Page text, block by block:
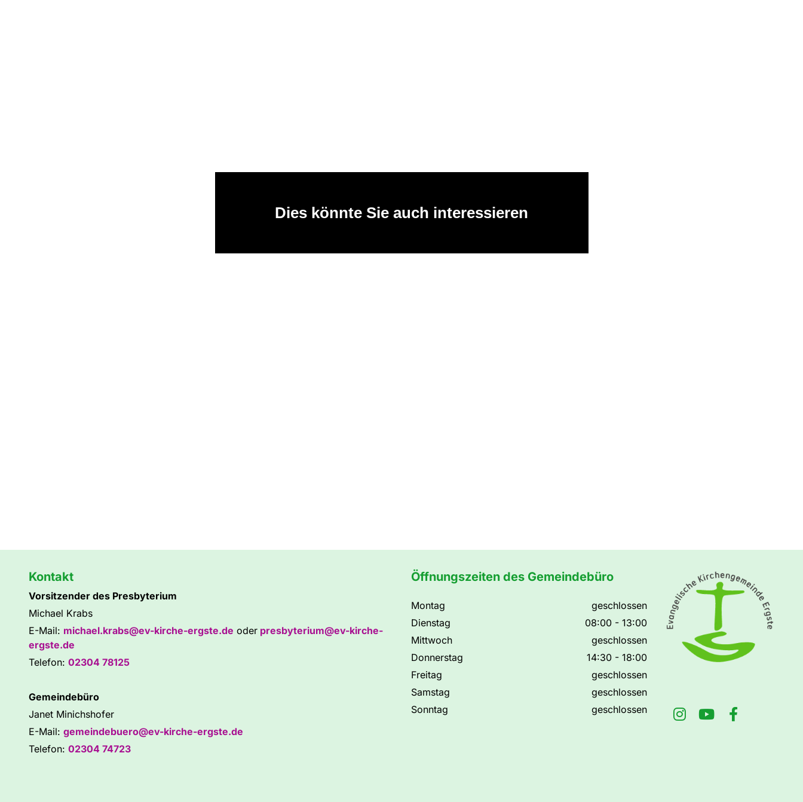
Dies könnte Sie auch interessieren
Kontakt
Vorsitzender des Presbyterium
Michael Krabs
E-Mail: michael.krabs@ev-kirche-ergste.de oder presbyterium@ev-kirche-
ergste.de
Telefon: 02304 78125
Gemeindebüro
Janet Minichshofer
E-Mail: gemeindebuero@ev-kirche-ergste.de
Telefon: 02304 74723
Öffnungszeiten des Gemeindebüro
Montag
geschlossen
Dienstag
08:00 - 13:00
Mittwoch
geschlossen
Donnerstag
14:30 - 18:00
Freitag
geschlossen
Samstag
geschlossen
Sonntag
geschlossen